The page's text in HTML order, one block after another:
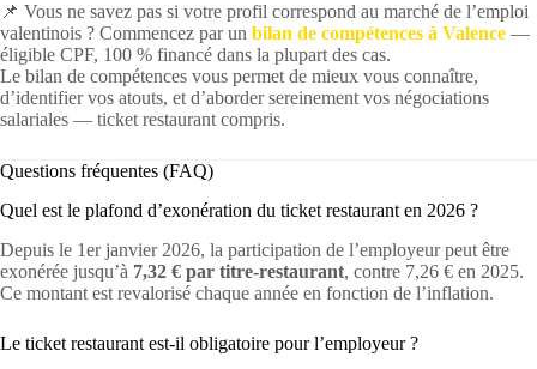
📌 Vous ne savez pas si votre profil correspond au marché de l’emploi
valentinois ? Commencez par un bilan de compétences à Valence —
éligible CPF, 100 % financé dans la plupart des cas.
Le bilan de compétences vous permet de mieux vous connaître,
d’identifier vos atouts, et d’aborder sereinement vos négociations
salariales — ticket restaurant compris.
Questions fréquentes (FAQ)
Quel est le plafond d’exonération du ticket restaurant en 2026 ?
Depuis le 1er janvier 2026, la participation de l’employeur peut être
exonérée jusqu’à 7,32 € par titre-restaurant, contre 7,26 € en 2025.
Ce montant est revalorisé chaque année en fonction de l’inflation.
Le ticket restaurant est-il obligatoire pour l’employeur ?